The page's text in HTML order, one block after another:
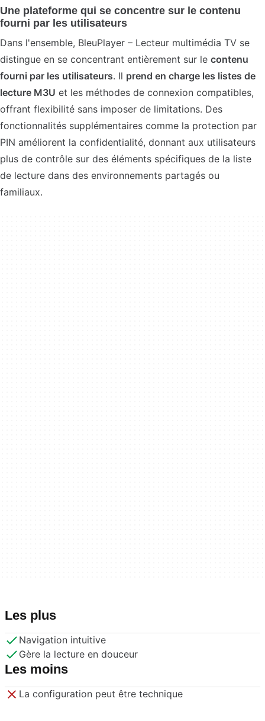
Une plateforme qui se concentre sur le contenu
fourni par les utilisateurs
Dans l'ensemble, BleuPlayer – Lecteur multimédia TV se
distingue en se concentrant entièrement sur le contenu
fourni par les utilisateurs. Il prend en charge les listes de
lecture M3U et les méthodes de connexion compatibles,
offrant flexibilité sans imposer de limitations. Des
fonctionnalités supplémentaires comme la protection par
PIN améliorent la confidentialité, donnant aux utilisateurs
plus de contrôle sur des éléments spécifiques de la liste
de lecture dans des environnements partagés ou
familiaux.
Les plus
Navigation intuitive
Gère la lecture en douceur
Les moins
La configuration peut être technique